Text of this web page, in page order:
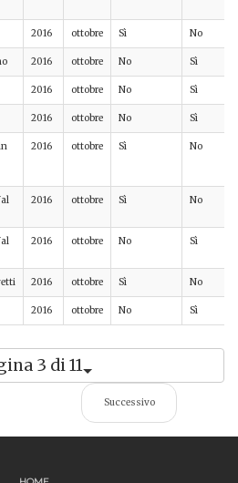
2016 ottobre Sì No
2016 ottobre No Sì
2016 ottobre No Sì
2016 ottobre No Sì
2016 ottobre Sì No
2016 ottobre Sì No
2016 ottobre No Sì
2016 ottobre Sì No
2016 ottobre No Sì
3 di 11
Successivo